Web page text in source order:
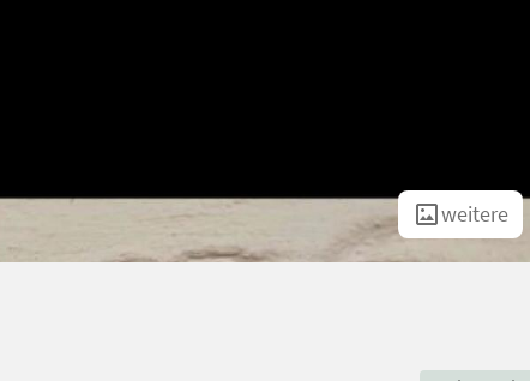
weitere